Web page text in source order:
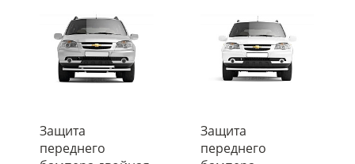
Защита
переднего
Защита
переднего